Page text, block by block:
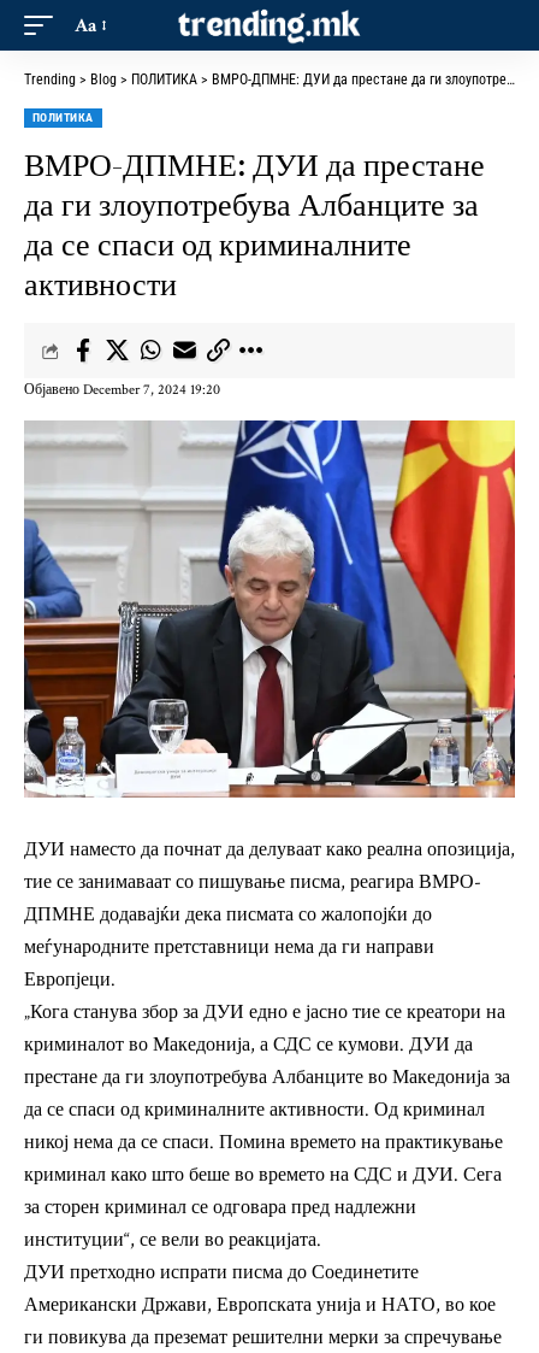
Aa
Trending > Blog > ПОЛИТИКА > ВМРО-ДПМНЕ: ДУИ да престане да ги злоупотребува Албанците за да се спаси од криминалните активности
ПОЛИТИКА
ВМРО-ДПМНЕ: ДУИ да престане
да ги злоупотребува Албанците за
да се спаси од криминалните
активности
Објавено December 7, 2024 19:20
ДУИ наместо да почнат да делуваат како реална опозиција,
тие се занимаваат со пишување писма, реагира ВМРО-
ДПМНЕ додавајќи дека писмата со жалопојќи до
меѓународните претставници нема да ги направи
Европјеци.
„Кога станува збор за ДУИ едно е јасно тие се креатори на
криминалот во Македонија, а СДС се кумови. ДУИ да
престане да ги злоупотребува Албанците во Македонија за
да се спаси од криминалните активности. Од криминал
никој нема да се спаси. Помина времето на практикување
криминал како што беше во времето на СДС и ДУИ. Сега
за сторен криминал се одговара пред надлежни
институции“, се вели во реакцијата.
ДУИ претходно испрати писма до Соединетите
Американски Држави, Европската унија и НАТО, во кое
ги повикува да преземат решителни мерки за спречување